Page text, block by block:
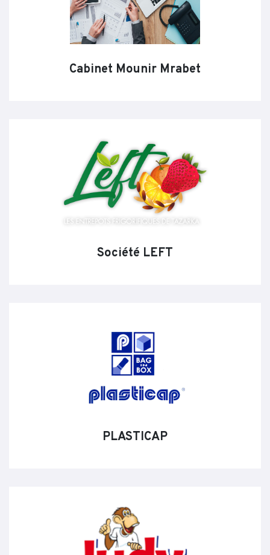
Cabinet Mounir Mrabet
Société LEFT
PLASTICAP